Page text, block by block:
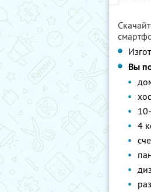
Вы
4